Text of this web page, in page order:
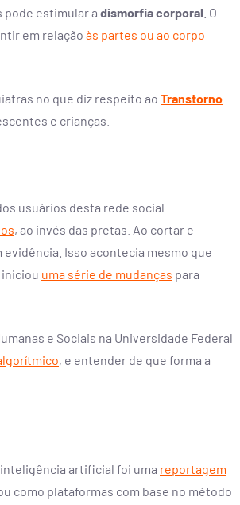
pode estimular a dismorfia corporal . O
em relação às partes ou ao corpo
no que diz respeito ao Transtorno
e crianças.
usuários desta rede social
, ao invés das pretas. Ao cortar e
Isso acontecia mesmo que
iniciou uma série de mudanças para
e Sociais na Universidade Federal
, e entender de que forma a
artificial foi uma reportagem
como plataformas com base no método